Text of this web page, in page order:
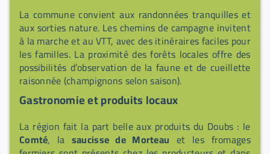
La commune convient aux randonnées tranquilles et
aux sorties nature. Les chemins de campagne invitent
à la marche et au VTT, avec des itinéraires faciles pour
les familles. La proximité des forêts locales offre des
possibilités d’observation de la faune et de cueillette
raisonnée (champignons selon saison).
Gastronomie et produits locaux
La région fait la part belle aux produits du Doubs : le
Comté, la saucisse de Morteau et les fromages